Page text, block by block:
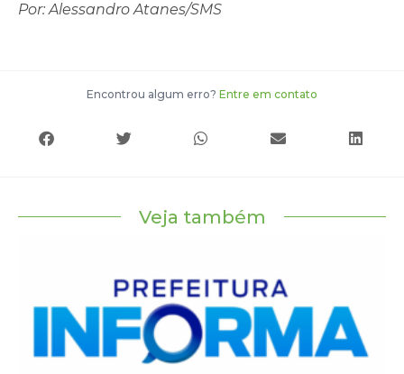
Por: Alessandro Atanes/SMS
Encontrou algum erro? Entre em contato
Veja também